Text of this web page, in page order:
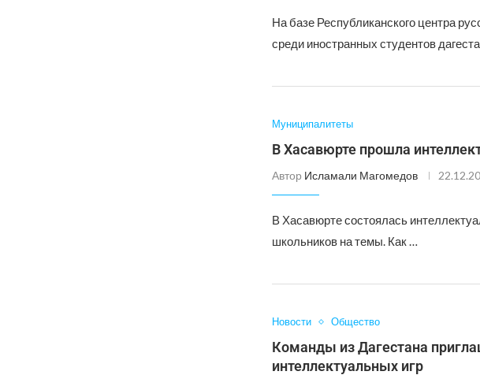
На базе Республиканского центра
среди иностранных студентов
Муниципалитеты
В Хасавюрте прошла
Автор Исламали Магомедов
В Хасавюрте состоялась
школьников на темы. Как …
Новости Общество
Команды из Дагестана
интеллектуальных игр